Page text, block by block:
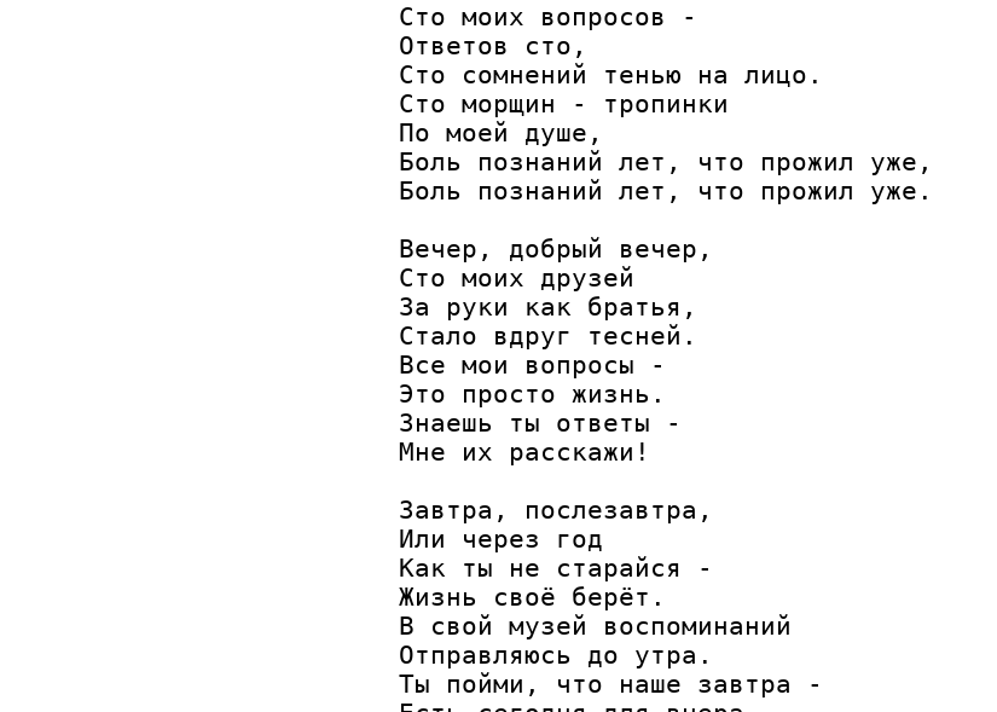
Сто моих вопросов -
Ответов сто,
Сто сомнений тенью на лицо.
Сто морщин - тропинки
По моей душе,
Боль познаний лет, что прожил уже,
Боль познаний лет, что прожил уже.
Вечер, добрый вечер,
Сто моих друзей
За руки как братья,
Стало вдруг тесней.
Все мои вопросы -
Это просто жизнь.
Знаешь ты ответы -
Мне их расскажи!
Завтра, послезавтра,
Или через год
Как ты не старайся -
Жизнь своё берёт.
В свой музей воспоминаний
Отправляюсь до утра.
Ты пойми, что наше завтра -